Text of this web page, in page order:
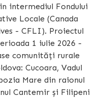
intermediul Fondului
Locale (Canada
- CFLI). Proiectul
1 iulie 2026 -
comunități rurale
Cucoara, Vadul
Mare din raionul
Cantemir și Filipeni